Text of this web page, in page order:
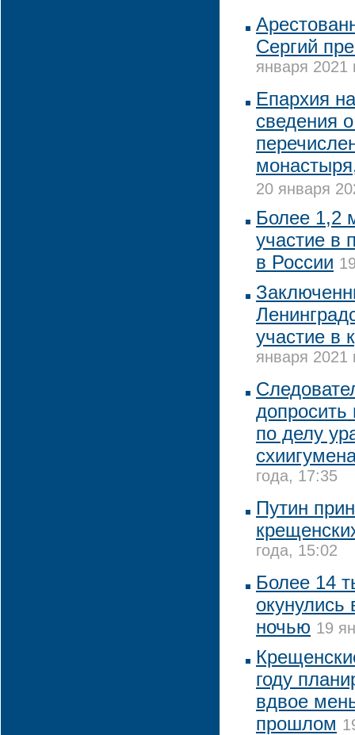
Сергий
января 2021
Епархия
сведения
20 января
Более 1,2
участие в
в России
участие в
января 2021
допросить
по делу
года, 17:35
Путин
года, 15:02
Более 14
окунулись
ночью 19
году
вдвое
прошлом